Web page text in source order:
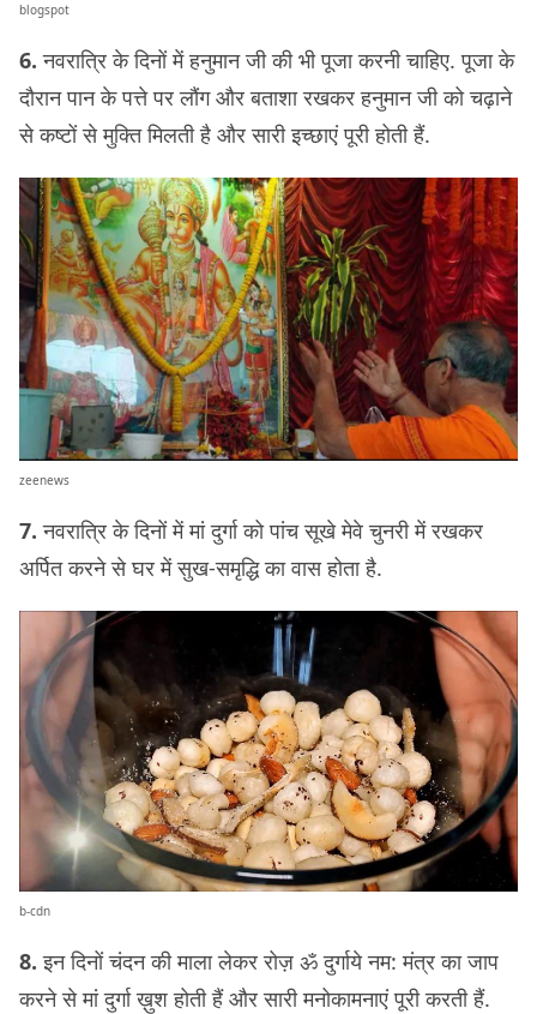
blogspot
6.नवरात्रि के दिनों में हनुमान जी की भी पूजा करनी चाहिए. पूजा के
दौरान पान के पत्ते पर लौंग और बताशा रखकर हनुमान जी को चढ़ाने
से कष्टों से मुक्ति मिलती है और सारी इच्छाएं पूरी होती हैं.
zeenews
7. नवरात्रि के दिनों में मां दुर्गा को पांच सूखे मेवे चुनरी में रखकर
अर्पित करने से घर में सुख-समृद्धि का वास होता है.
b-cdn
8. इन दिनों चंदन की माला लेकर रोज़ ॐ दुर्गाये नम: मंत्र का जाप
करने से मां दुर्गा ख़ुश होती हैं और सारी मनोकामनाएं पूरी करती हैं.